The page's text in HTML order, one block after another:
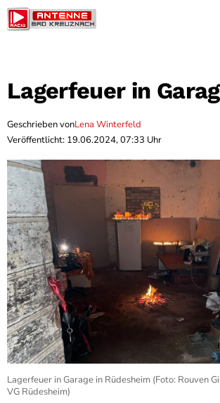
Lagerfeuer in
Geschrieben vonLena Winterfeld
Veröffentlicht: 19.06.2024, 07:33 Uhr
Lagerfeuer in Garage in Rüdesheim (Foto: Rouven
VG Rüdesheim)